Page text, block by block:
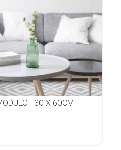
- 30 X 60CM-